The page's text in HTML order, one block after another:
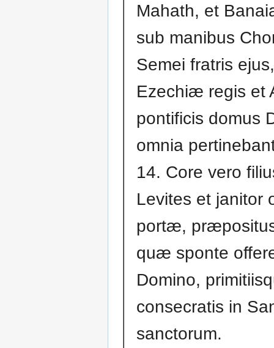
Mahath, et
sub manibus
Semei fratris
Ezechiæ regis et
pontificis domus
omnia
14. Core vero
Levites et janitor
portæ,
quæ sponte
Domino,
consecratis in
sanctorum.